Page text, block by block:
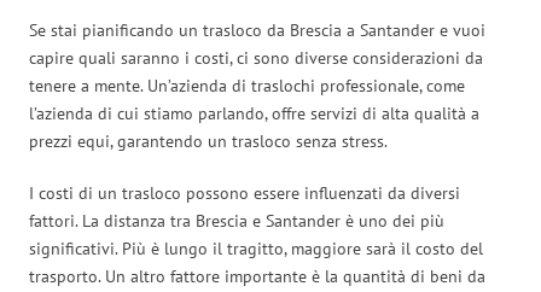
Se stai pianificando un trasloco da Brescia a Santander e vuoi
capire quali saranno i costi, ci sono diverse considerazioni da
tenere a mente. Un’azienda di traslochi professionale, come
l’azienda di cui stiamo parlando, offre servizi di alta qualità a
prezzi equi, garantendo un trasloco senza stress.
I costi di un trasloco possono essere influenzati da diversi
fattori. La distanza tra Brescia e Santander è uno dei più
significativi. Più è lungo il tragitto, maggiore sarà il costo del
trasporto. Un altro fattore importante è la quantità di beni da